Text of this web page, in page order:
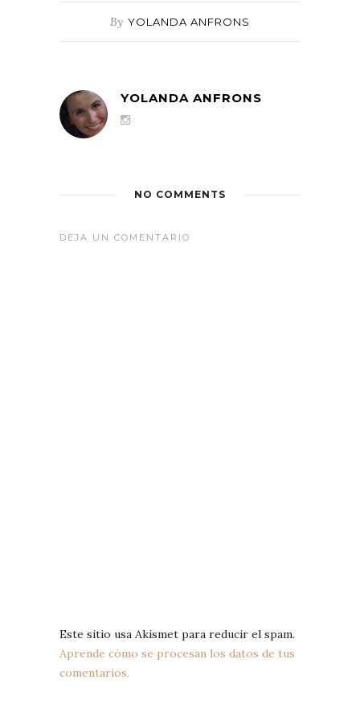
By YOLANDA ANFRONS
YOLANDA ANFRONS
NO COMMENTS
DEJA UN COMENTARIO
Este sitio usa Akismet para reducir el spam.
Aprende cómo se procesan los datos de tus
comentarios.